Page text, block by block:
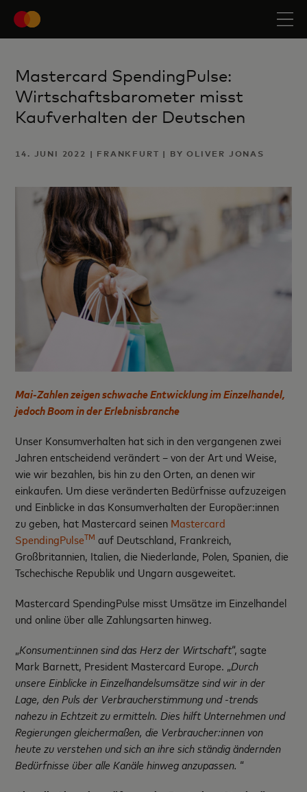
Mastercard SpendingPulse:
Wirtschaftsbarometer misst
Kaufverhalten der Deutschen
14. JUNI 2022 | FRANKFURT | BY OLIVER JONAS
Mai-Zahlen zeigen schwache Entwicklung im Einzelhandel,
jedoch Boom in der Erlebnisbranche
Unser Konsumverhalten hat sich in den vergangenen zwei
Jahren entscheidend verändert – von der Art und Weise,
wie wir bezahlen, bis hin zu den Orten, an denen wir
einkaufen. Um diese veränderten Bedürfnisse aufzuzeigen
und Einblicke in das Konsumverhalten der Europäer:innen
zu geben, hat Mastercard seinen Mastercard
SpendingPulseTM auf Deutschland, Frankreich,
Großbritannien, Italien, die Niederlande, Polen, Spanien, die
Tschechische Republik und Ungarn ausgeweitet.
Mastercard SpendingPulse misst Umsätze im Einzelhandel
und online über alle Zahlungsarten hinweg.
„Konsument:innen sind das Herz der Wirtschaft“, sagte
Mark Barnett, President Mastercard Europe. „Durch
unsere Einblicke in Einzelhandelsumsätze sind wir in der
Lage, den Puls der Verbraucherstimmung und -trends
nahezu in Echtzeit zu ermitteln. Dies hilft Unternehmen und
Regierungen gleichermaßen, die Verbraucher:innen von
heute zu verstehen und sich an ihre sich ständig ändernden
Bedürfnisse über alle Kanäle hinweg anzupassen. “